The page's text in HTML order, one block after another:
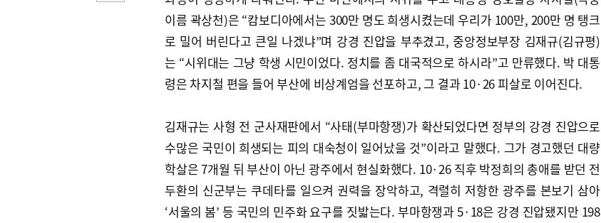
이름 곽상천)은 “캄보디아에서는 300만 명도 희생시켰는데 우리가 100만, 200만 명 탱크
로 밀어 버린다고 큰일 나겠냐”며 강경 진압을 부추겼고, 중앙정보부장 김재규(김규평)
는 “시위대는 그냥 학생 시민이었다. 정치를 좀 대국적으로 하시라”고 만류했다. 박 대통
령은 차지철 편을 들어 부산에 비상계엄을 선포하고, 그 결과 10·26 피살로 이어진다.
김재규는 사형 전 군사재판에서 “사태(부마항쟁)가 확산되었다면 정부의 강경 진압으로
수많은 국민이 희생되는 피의 대숙청이 일어났을 것”이라고 말했다. 그가 경고했던 대량
학살은 7개월 뒤 부산이 아닌 광주에서 현실화했다. 10·26 직후 박정희의 총애를 받던 전
두환의 신군부는 쿠데타를 일으켜 권력을 장악하고, 격렬히 저항한 광주를 본보기 삼아
‘서울의 봄’ 등 국민의 민주화 요구를 짓밟는다. 부마항쟁과 5·18은 강경 진압됐지만 198